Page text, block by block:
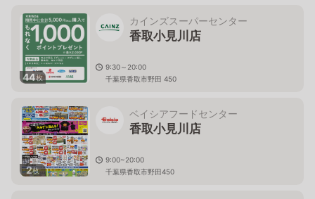
44枚
カインズスーパーセンター
香取小見川店
9:30～20:00
千葉県香取市野田 450
2枚
ベイシアフードセンター
香取小見川店
9:00~20:00
千葉県香取市野田450